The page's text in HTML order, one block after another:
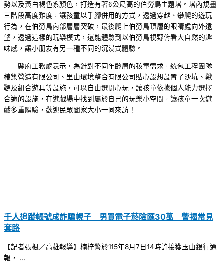
勢以及黃白褐色系顏色，打造有著6公尺高的伯勞鳥主題塔。塔內規畫
三階段高度難度，讓孩童以手腳併用的方式，透過穿越、攀爬的遊玩
行為，在伯勞鳥內部層層突破，最後爬上伯勞鳥頂層的眼睛處向外遠
望，透過這樣的玩樂模式，還能體驗到以伯勞鳥視野俯看大自然的趣
味感，讓小朋友有另一種不同的沉浸式體驗。
縣府工務處表示，為針對不同年齡層的孩童需求，統包工程團隊
椿築營造有限公司、里山環境整合有限公司貼心設想設置了沙坑、鞦
韆及組合遊具等設施，可以自由選開心玩，讓孩童依據個人能力選擇
合適的設施，在遊戲場中找到屬於自己的玩樂小空間，讓孩童一次遊
戲多重體驗，歡迎民眾闔家大小一同來訪！
千人追蹤帳號成詐騙幌子 男買電子菸險匯30萬 警揭常見
套路
【記者張楓／高雄報導】楠梓警於115年8月7日14時許接獲玉山銀行通
報， ...